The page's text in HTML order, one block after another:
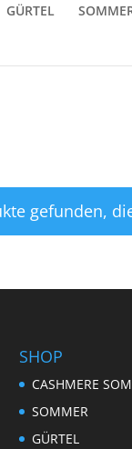
GÜRTEL
gefunden,
SHOP
CASHMERE
SOMMER
GÜRTEL